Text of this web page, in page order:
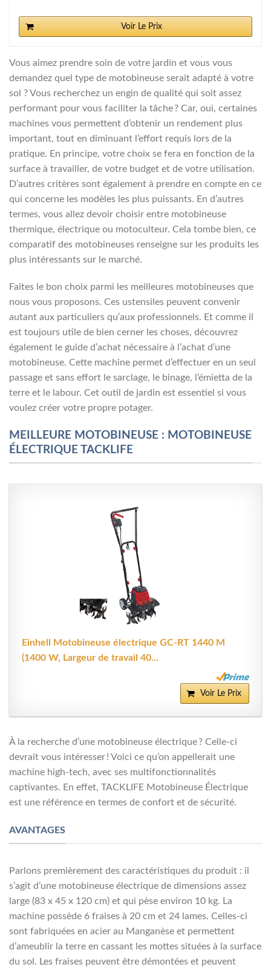
Voir Le Prix
Vous aimez prendre soin de votre jardin et vous vous
demandez quel type de motobineuse serait adapté à votre
sol ? Vous recherchez un engin de qualité qui soit assez
performant pour vous faciliter la tâche ? Car, oui, certaines
machines vous permettent d’obtenir un rendement plus
important, tout en diminuant l’effort requis lors de la
pratique. En principe, votre choix se fera en fonction de la
surface à travailler, de votre budget et de votre utilisation.
D’autres critères sont également à prendre en compte en ce
qui concerne les modèles les plus puissants. En d’autres
termes, vous allez devoir choisir entre motobineuse
thermique, électrique ou motoculteur. Cela tombe bien, ce
comparatif des motobineuses renseigne sur les produits les
plus intéressants sur le marché.
Faites le bon choix parmi les meilleures motobineuses que
nous vous proposons. Ces ustensiles peuvent convenir
autant aux particuliers qu’aux professionnels. Et comme il
est toujours utile de bien cerner les choses, découvrez
également le guide d’achat nécessaire à l’achat d’une
motobineuse. Cette machine permet d’effectuer en un seul
passage et sans effort le sarclage, le binage, l’émietta de la
terre et le labour. Cet outil de jardin est essentiel si vous
voulez créer votre propre potager.
MEILLEURE MOTOBINEUSE : MOTOBINEUSE
ÉLECTRIQUE TACKLIFE
Einhell Motobineuse électrique GC-RT 1440 M
(1400 W, Largeur de travail 40...
Voir Le Prix
À la recherche d’une motobineuse électrique ? Celle-ci
devrait vous intéresser ! Voici ce qu’on appellerait une
machine high-tech, avec ses multifonctionnalités
captivantes. En effet, TACKLIFE Motobineuse Électrique
est une référence en termes de confort et de sécurité.
AVANTAGES
Parlons premièrement des caractéristiques du produit : il
s’agit d’une motobineuse électrique de dimensions assez
large (83 x 45 x 120 cm) et qui pèse environ 10 kg. La
machine possède 6 fraises à 20 cm et 24 lames. Celles-ci
sont fabriquées en acier au Manganèse et permettent
d’ameublir la terre en cassant les mottes situées à la surface
du sol. Les fraises peuvent être démontées et peuvent